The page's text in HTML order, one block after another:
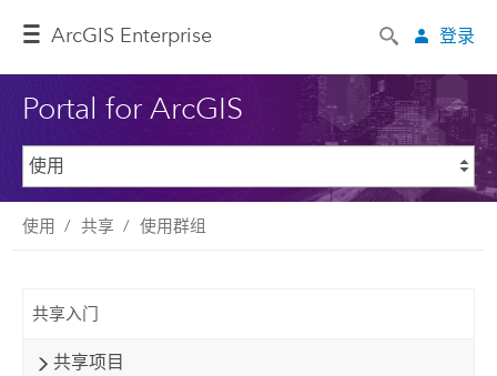
ArcGIS Enterprise 登录
Portal for ArcGIS
使用 共享 使用群组
共享入门
共享项目